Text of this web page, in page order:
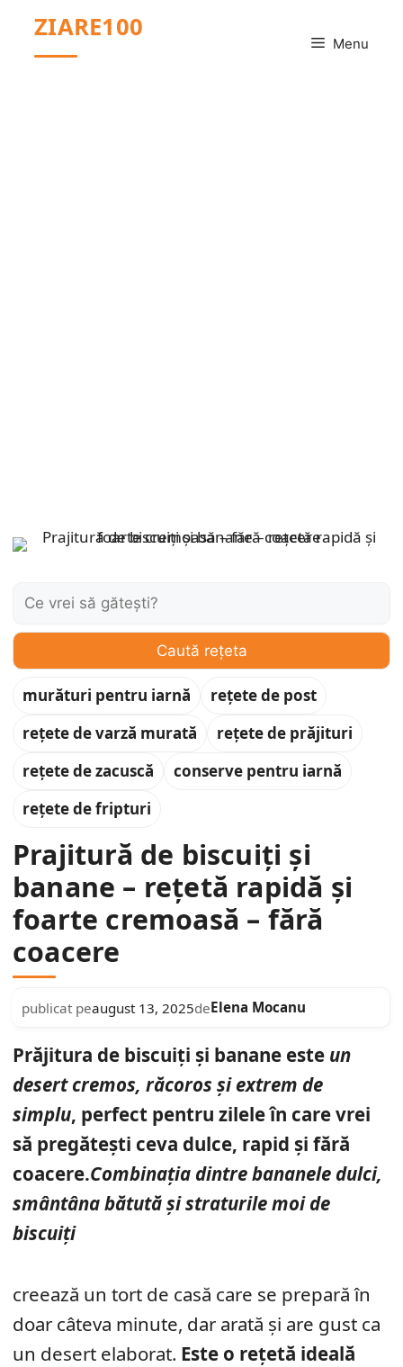
conținut
ZIARE100
Menu
Caută:
Caută rețeta
murături pentru iarnă
rețete de post
rețete de varză murată
rețete de prăjituri
rețete de zacuscă
conserve pentru iarnă
rețete de fripturi
Prajitură de biscuiți și
banane – rețetă rapidă și
foarte cremoasă – fără
coacere
publicat peaugust 13, 2025deElena Mocanu
Prăjitura de biscuiți și banane este un
desert cremos, răcoros și extrem de
simplu, perfect pentru zilele în care vrei
să pregătești ceva dulce, rapid și fără
coacere.Combinația dintre bananele dulci,
smântâna bătută și straturile moi de
biscuiți
creează un tort de casă care se prepară în
doar câteva minute, dar arată și are gust ca
un desert elaborat. Este o rețetă ideală